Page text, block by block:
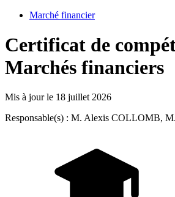
Marché financier
Certificat de
Marchés financiers
Mis à jour le 18 juillet 2026
Responsable(s) : M. Alexis COLLOMB,